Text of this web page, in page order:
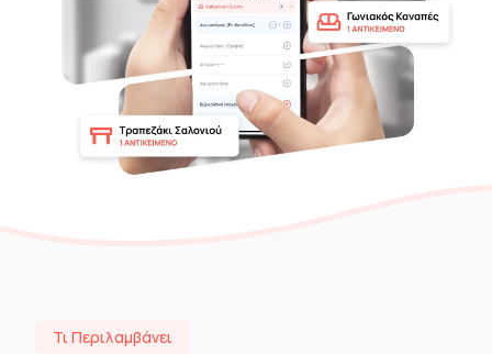
Τι Περιλαμβάνει